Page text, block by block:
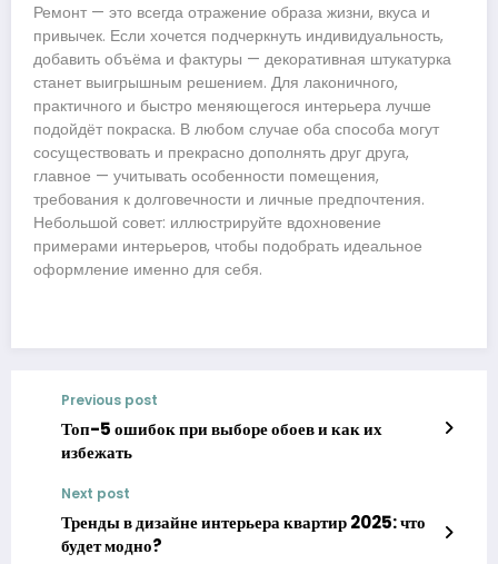
Ремонт — это всегда отражение образа жизни, вкуса и
привычек. Если хочется подчеркнуть индивидуальность,
добавить объёма и фактуры — декоративная штукатурка
станет выигрышным решением. Для лаконичного,
практичного и быстро меняющегося интерьера лучше
подойдёт покраска. В любом случае оба способа могут
сосуществовать и прекрасно дополнять друг друга,
главное — учитывать особенности помещения,
требования к долговечности и личные предпочтения.
Небольшой совет: иллюстрируйте вдохновение
примерами интерьеров, чтобы подобрать идеальное
оформление именно для себя.
Previous post
Топ-5 ошибок при выборе обоев и как их
избежать
Next post
Тренды в дизайне интерьера квартир 2025: что
будет модно?